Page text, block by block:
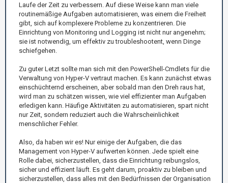
Laufe der Zeit zu verbessern. Auf diese Weise kann man viele
routinemäßige Aufgaben automatisieren, was einem die Freiheit
gibt, sich auf komplexere Probleme zu konzentrieren. Die
Einrichtung von Monitoring und Logging ist nicht nur angenehm;
sie ist notwendig, um effektiv zu troubleshootent, wenn Dinge
schiefgehen.
Zu guter Letzt sollte man sich mit den PowerShell-Cmdlets für die
Verwaltung von Hyper-V vertraut machen. Es kann zunächst etwas
einschüchternd erscheinen, aber sobald man den Dreh raus hat,
wird man zu schätzen wissen, wie viel effizienter man Aufgaben
erledigen kann. Häufige Aktivitäten zu automatisieren, spart nicht
nur Zeit, sondern reduziert auch die Wahrscheinlichkeit
menschlicher Fehler.
Also, da haben wir es! Nur einige der Aufgaben, die das
Management von Hyper-V aufwerten können. Jede spielt eine
Rolle dabei, sicherzustellen, dass die Einrichtung reibungslos,
sicher und effizient läuft. Es geht darum, proaktiv zu bleiben und
sicherzustellen, dass alles mit den Bedürfnissen der Organisation